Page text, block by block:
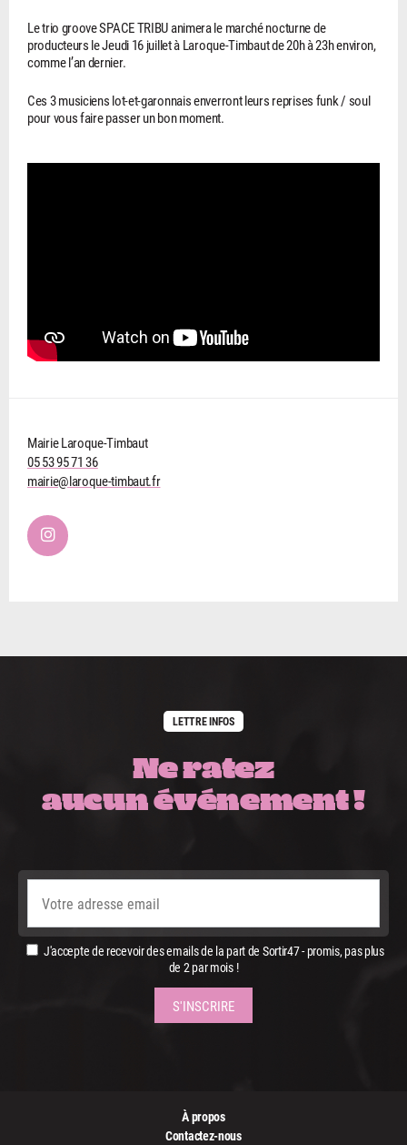
Le trio groove SPACE TRIBU animera le marché nocturne de
producteurs le Jeudi 16 juillet à Laroque-Timbaut de 20h à 23h environ,
comme l’an dernier.
Ces 3 musiciens lot-et-garonnais enverront leurs reprises funk / soul
pour vous faire passer un bon moment.
Mairie Laroque-Timbaut
05 53 95 71 36
mairie@laroque-timbaut.fr
LETTRE INFOS
Ne ratez
aucun événement !
J'accepte de recevoir des emails de la part de Sortir47 - promis, pas plus
de 2 par mois !
À propos
Contactez-nous